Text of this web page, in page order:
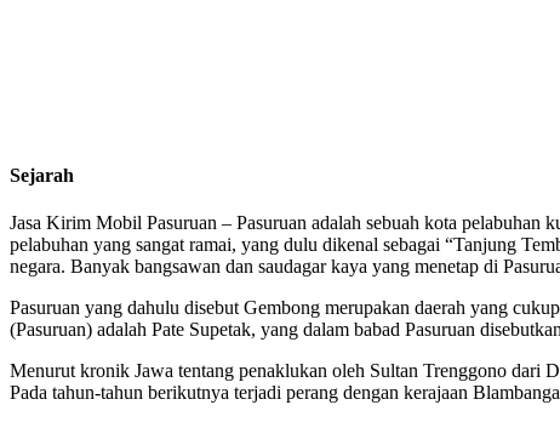
Sejarah
Jasa Kirim Mobil Pasuruan – Pasuruan adalah sebuah kota pelabuhan
pelabuhan yang sangat ramai, yang dulu dikenal sebagai “Tanjung
negara. Banyak bangsawan dan saudagar kaya yang menetap di
Pasuruan yang dahulu disebut Gembong merupakan daerah yang
(Pasuruan) adalah Pate Supetak, yang dalam babad Pasuruan
Menurut kronik Jawa tentang penaklukan oleh Sultan Trenggono dari
Pada tahun-tahun berikutnya terjadi perang dengan kerajaan